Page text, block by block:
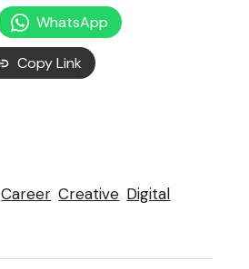
WhatsApp
Copy Link
Career Creative Digital